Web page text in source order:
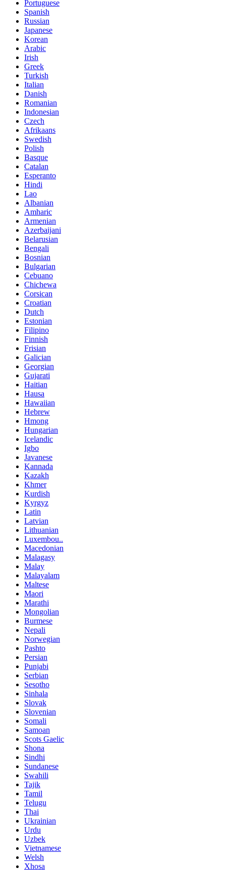
Portuguese
Spanish
Russian
Japanese
Korean
Arabic
Irish
Greek
Turkish
Italian
Danish
Romanian
Indonesian
Czech
Afrikaans
Swedish
Polish
Basque
Catalan
Esperanto
Hindi
Lao
Albanian
Amharic
Armenian
Azerbaijani
Belarusian
Bengali
Bosnian
Bulgarian
Cebuano
Chichewa
Corsican
Croatian
Dutch
Estonian
Filipino
Finnish
Frisian
Galician
Georgian
Gujarati
Haitian
Hausa
Hawaiian
Hebrew
Hmong
Hungarian
Icelandic
Igbo
Javanese
Kannada
Kazakh
Khmer
Kurdish
Kyrgyz
Latin
Latvian
Lithuanian
Luxembou..
Macedonian
Malagasy
Malay
Malayalam
Maltese
Maori
Marathi
Mongolian
Burmese
Nepali
Norwegian
Pashto
Persian
Punjabi
Serbian
Sesotho
Sinhala
Slovak
Slovenian
Somali
Samoan
Scots Gaelic
Shona
Sindhi
Sundanese
Swahili
Tajik
Tamil
Telugu
Thai
Ukrainian
Urdu
Uzbek
Vietnamese
Welsh
Xhosa